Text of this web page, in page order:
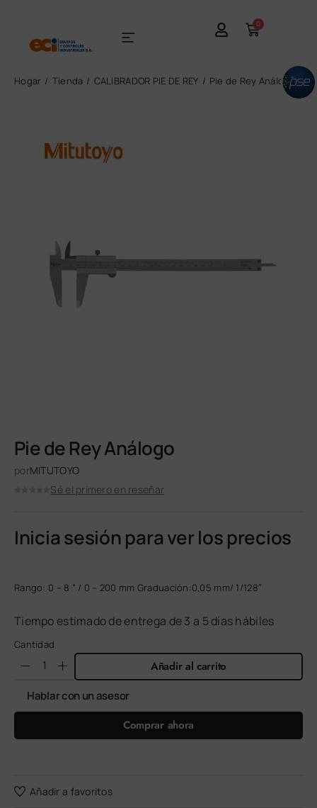
0
Hogar Tienda CALIBRADOR PIE DE REY Pie de Rey Análogo
Pie de Rey Análogo
porMITUTOYO
Sé el primero en reseñar
Inicia sesión para ver los precios
Rango: 0 – 8 ” / 0 – 200 mm Graduación:0,05 mm/ 1/128″
Tiempo estimado de entrega de 3 a 5 días hábiles
Cantidad
Añadir al carrito
Hablar con un asesor
Comprar ahora
Añadir a favoritos